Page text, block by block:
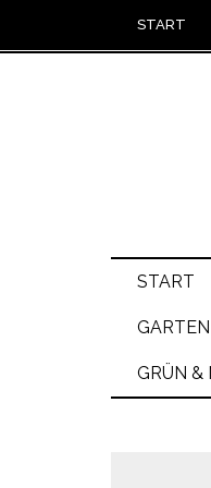
START
START
GRÜN &